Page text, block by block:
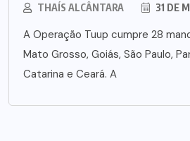
THAÍS ALCÂNTARA 31 DE
A Operação Tuup cumpre 28
Mato Grosso, Goiás, São Paulo,
Catarina e Ceará. A